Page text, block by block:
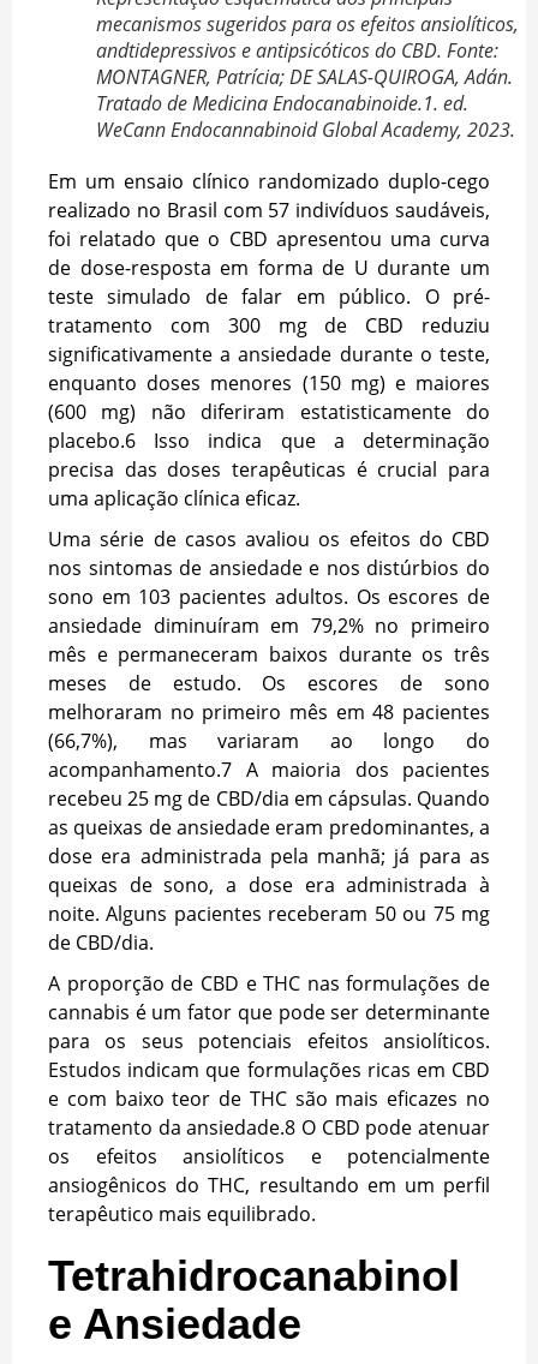
mecanismos sugeridos para os efeitos ansiolíticos,
andtidepressivos e antipsicóticos do CBD. Fonte:
MONTAGNER, Patrícia; DE SALAS-QUIROGA, Adán.
Tratado de Medicina Endocanabinoide.1. ed.
WeCann Endocannabinoid Global Academy, 2023.
Em um ensaio clínico randomizado duplo-cego
realizado no Brasil com 57 indivíduos saudáveis,
foi relatado que o CBD apresentou uma curva
de dose-resposta em forma de U durante um
teste simulado de falar em público. O pré-
tratamento com 300 mg de CBD reduziu
significativamente a ansiedade durante o teste,
enquanto doses menores (150 mg) e maiores
(600 mg) não diferiram estatisticamente do
placebo.6 Isso indica que a determinação
precisa das doses terapêuticas é crucial para
uma aplicação clínica eficaz.
Uma série de casos avaliou os efeitos do CBD
nos sintomas de ansiedade e nos distúrbios do
sono em 103 pacientes adultos. Os escores de
ansiedade diminuíram em 79,2% no primeiro
mês e permaneceram baixos durante os três
meses de estudo. Os escores de sono
melhoraram no primeiro mês em 48 pacientes
(66,7%), mas variaram ao longo do
acompanhamento.7 A maioria dos pacientes
recebeu 25 mg de CBD/dia em cápsulas. Quando
as queixas de ansiedade eram predominantes, a
dose era administrada pela manhã; já para as
queixas de sono, a dose era administrada à
noite. Alguns pacientes receberam 50 ou 75 mg
de CBD/dia.
A proporção de CBD e THC nas formulações de
cannabis é um fator que pode ser determinante
para os seus potenciais efeitos ansiolíticos.
Estudos indicam que formulações ricas em CBD
e com baixo teor de THC são mais eficazes no
tratamento da ansiedade.8 O CBD pode atenuar
os efeitos ansiolíticos e potencialmente
ansiogênicos do THC, resultando em um perfil
terapêutico mais equilibrado.
Tetrahidrocanabinol
e Ansiedade